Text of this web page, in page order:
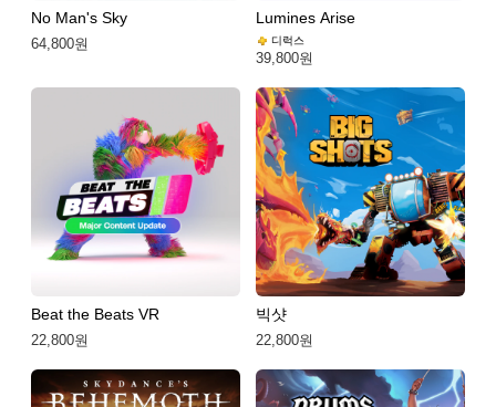
No Man's Sky
64,800원
Lumines Arise
디럭스
39,800원
Beat the Beats VR
22,800원
빅샷
22,800원